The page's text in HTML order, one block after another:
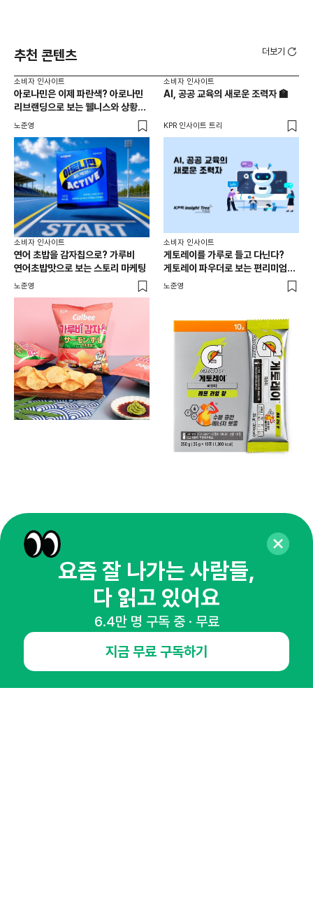
추천 콘텐츠 더보기
소비자 인사이트
아로나민은 이제 파란색? 아로나민
리브랜딩으로 보는 웰니스와 상황
최적화 전략
노준영
소비자 인사이트
AI, 공공 교육의 새로운 조력자 🏫
KPR 인사이트 트리
소비자 인사이트
연어 초밥을 감자칩으로? 가루비
연어초밥맛으로 보는 스토리 마케팅
노준영
소비자 인사이트
게토레이를 가루로 들고 다닌다?
게토레이 파우더로 보는 편리미엄과
상황 최적화 전략
노준영
매주 화요일 아침,
마케팅 감각을 깨워 드릴게요!
65,043명의 마케터를 성장시키는 뉴스레터
뉴스레터 구독하기
요즘 잘 나가는 사람들,
다 읽고 있어요
6.4만 명 구독 중 · 무료
지금 무료 구독하기